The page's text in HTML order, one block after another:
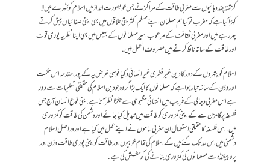
گزشتہ چند دہائیوں سے مغربی طاقت کے مراکز نے جس خوبصورت انداز میں اسلام کو کٹہرے میں لا
کهڑا کیا ہے کہ مغرب تو کیا ہم مسلمان اپنے مسلم اکثریتی علاقوں میں بهی اپنی صفائیاں پیش کرتے
پهر رہے ہیں اور مغربی ثقافت کے مرعوب اسیر مسلمانوں کے بهیس میں بهی اپنا نظریہ پوری قوت
اور طاقت کے ساته نافظ کرنے میں مصروف العمل ہیں.
اسلام کو پتهروں کے دور کا دین غیر فطری غیر انسانی دکیا نوسی غرض یہ کے پورا مقدمہ اس حکمت
اور وذن کے ساته تیار ہوا ہے کہ مسلمانوں کا ایک بڑا گروہ جو دین اسلام کی حقیقی تعلیمات سے دور
ہے اس مغربی دجالی کے فریب میں انتہائی مظبوطی سے جکڑا نظر آتا ہے.بنی نوع انسان آج جس
فلسفہ پر گامزن ہے کے اپنی کمزوری کو طاقت میں تبدیل کیا جائے اور دشمن کی طاقت کو کمزوری
میں. اس فلسفہ کا حقیقی استعمال ان مغربی اماموں نے اپنےعمل میں کیا ہے اور دراصل اسلام
دشمنی میں اس حد تک گئے ہیں کے اسلام کی تمام خوبیوں اور طاقت کو اپنی پوری طاقت وزن اور
پروپیگنڈہ سے مسلمانوں کی کمزوری بنانے کی کوشش کی ہے.